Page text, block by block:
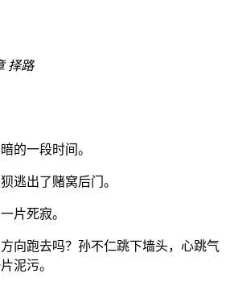
择路
一段时间。
出了赌窝后门。
死寂。
跑去吗？孙不仁跳下墙头，心跳气
泥污。